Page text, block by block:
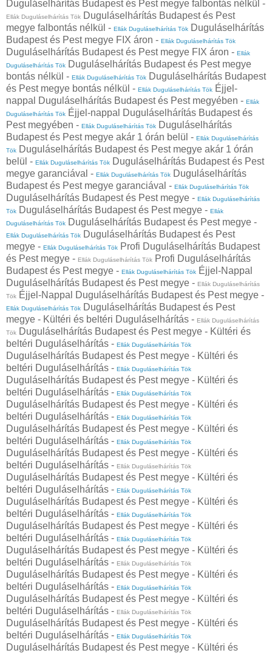
Duguláselhárítás Budapest és Pest megye falbontás nélkül -
Ellák Duguláselhárítás Tök Duguláselhárítás Budapest és Pest
megye falbontás nélkül - Ellák Duguláselhárítás Tök Duguláselhárítás
Budapest és Pest megye FIX áron - Ellák Duguláselhárítás Tök
Duguláselhárítás Budapest és Pest megye FIX áron - Ellák
Duguláselhárítás Tök Duguláselhárítás Budapest és Pest megye
bontás nélkül - Ellák Duguláselhárítás Tök Duguláselhárítás Budapest
és Pest megye bontás nélkül - Ellák Duguláselhárítás Tök Éjjel-
nappal Duguláselhárítás Budapest és Pest megyében - Ellák
Duguláselhárítás Tök Éjjel-nappal Duguláselhárítás Budapest és
Pest megyében - Ellák Duguláselhárítás Tök Duguláselhárítás
Budapest és Pest megye akár 1 órán belül - Ellák Duguláselhárítás
Tök Duguláselhárítás Budapest és Pest megye akár 1 órán
belül - Ellák Duguláselhárítás Tök Duguláselhárítás Budapest és Pest
megye garanciával - Ellák Duguláselhárítás Tök Duguláselhárítás
Budapest és Pest megye garanciával - Ellák Duguláselhárítás Tök
Duguláselhárítás Budapest és Pest megye - Ellák Duguláselhárítás
Tök Duguláselhárítás Budapest és Pest megye - Ellák
Duguláselhárítás Tök Duguláselhárítás Budapest és Pest megye -
Ellák Duguláselhárítás Tök Duguláselhárítás Budapest és Pest
megye - Ellák Duguláselhárítás Tök Profi Duguláselhárítás Budapest
és Pest megye - Ellák Duguláselhárítás Tök Profi Duguláselhárítás
Budapest és Pest megye - Ellák Duguláselhárítás Tök Éjjel-Nappal
Duguláselhárítás Budapest és Pest megye - Ellák Duguláselhárítás
Tök Éjjel-Nappal Duguláselhárítás Budapest és Pest megye -
Ellák Duguláselhárítás Tök Duguláselhárítás Budapest és Pest
megye - Kültéri és beltéri Duguláselhárítás - Ellák Duguláselhárítás
Tök Duguláselhárítás Budapest és Pest megye - Kültéri és
beltéri Duguláselhárítás - Ellák Duguláselhárítás Tök
Duguláselhárítás Budapest és Pest megye - Kültéri és
beltéri Duguláselhárítás - Ellák Duguláselhárítás Tök
Duguláselhárítás Budapest és Pest megye - Kültéri és
beltéri Duguláselhárítás - Ellák Duguláselhárítás Tök
Duguláselhárítás Budapest és Pest megye - Kültéri és
beltéri Duguláselhárítás - Ellák Duguláselhárítás Tök
Duguláselhárítás Budapest és Pest megye - Kültéri és
beltéri Duguláselhárítás - Ellák Duguláselhárítás Tök
Duguláselhárítás Budapest és Pest megye - Kültéri és
beltéri Duguláselhárítás - Ellák Duguláselhárítás Tök
Duguláselhárítás Budapest és Pest megye - Kültéri és
beltéri Duguláselhárítás - Ellák Duguláselhárítás Tök
Duguláselhárítás Budapest és Pest megye - Kültéri és
beltéri Duguláselhárítás - Ellák Duguláselhárítás Tök
Duguláselhárítás Budapest és Pest megye - Kültéri és
beltéri Duguláselhárítás - Ellák Duguláselhárítás Tök
Duguláselhárítás Budapest és Pest megye - Kültéri és
beltéri Duguláselhárítás - Ellák Duguláselhárítás Tök
Duguláselhárítás Budapest és Pest megye - Kültéri és
beltéri Duguláselhárítás - Ellák Duguláselhárítás Tök
Duguláselhárítás Budapest és Pest megye - Kültéri és
beltéri Duguláselhárítás - Ellák Duguláselhárítás Tök
Duguláselhárítás Budapest és Pest megye - Kültéri és
beltéri Duguláselhárítás - Ellák Duguláselhárítás Tök
Duguláselhárítás Budapest és Pest megye - Kültéri és